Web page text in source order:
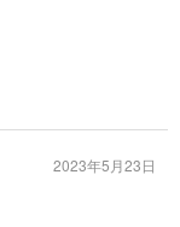
2023年5月23日